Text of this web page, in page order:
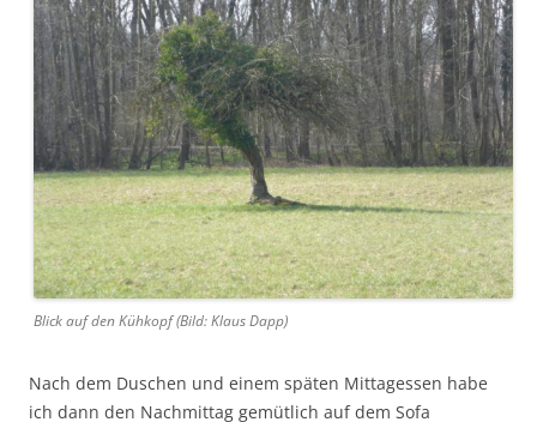
Blick auf den Kühkopf (Bild: Klaus Dapp)
Nach dem Duschen und einem späten Mittagessen habe
ich dann den Nachmittag gemütlich auf dem Sofa